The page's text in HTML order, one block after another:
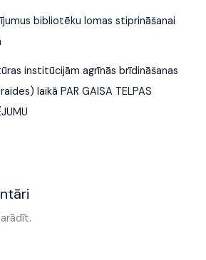
bibliotēku lomas stiprināšanai
institūcijām agrīnās brīdināšanas
laikā PAR GAISA TELPAS